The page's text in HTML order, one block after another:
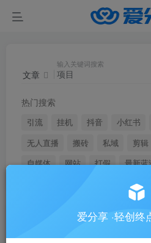
文章
输入关键词搜索
热门搜索
引流 挂机 抖音 小红书
无人直播
搬砖 私域 剪辑
自媒体
网站 打假 最新蓝
爱分享 ·轻创终